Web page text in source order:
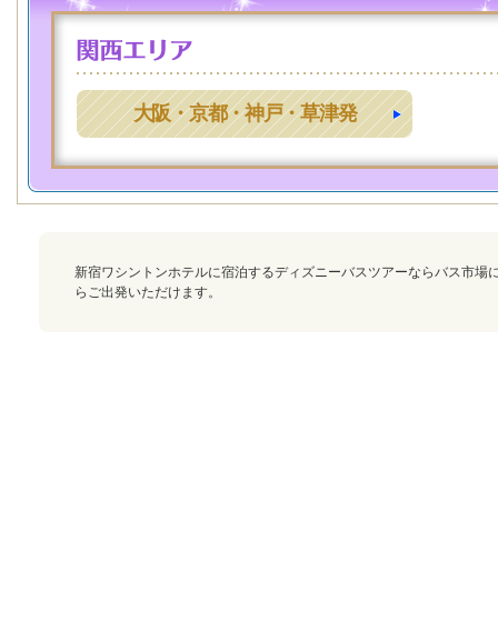
大阪・京都・神戸・草津発
新宿ワシントンホテルに宿泊するディズニーバスツアーならバス市場
らご出発いただけます。